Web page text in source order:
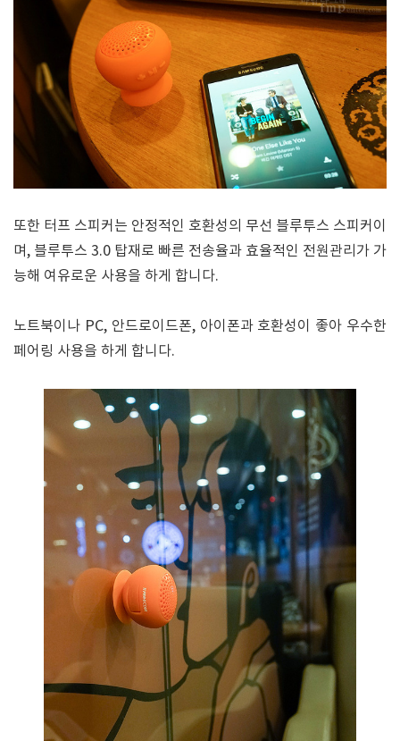
또한 터프 스피커는 안정적인 호환성의 무선 블루투스 스피커이
며, 블루투스 3.0 탑재로 빠른 전송율과 효율적인 전원관리가 가
능해 여유로운 사용을 하게 합니다.
노트북이나 PC, 안드로이드폰, 아이폰과 호환성이 좋아 우수한
페어링 사용을 하게 합니다.